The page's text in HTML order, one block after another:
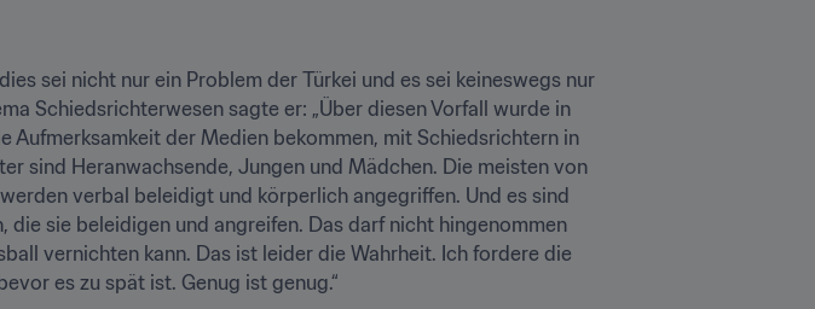
sei nicht nur ein Problem der Türkei und es sei keineswegs nur
Schiedsrichterwesen sagte er: „Über diesen Vorfall wurde in
der Medien bekommen, mit Schiedsrichtern in
sind Heranwachsende, Jungen und Mädchen. Die meisten von
verbal beleidigt und körperlich angegriffen. Und es sind
sie beleidigen und angreifen. Das darf nicht hingenommen
vernichten kann. Das ist leider die Wahrheit. Ich fordere die
es zu spät ist. Genug ist genug.“